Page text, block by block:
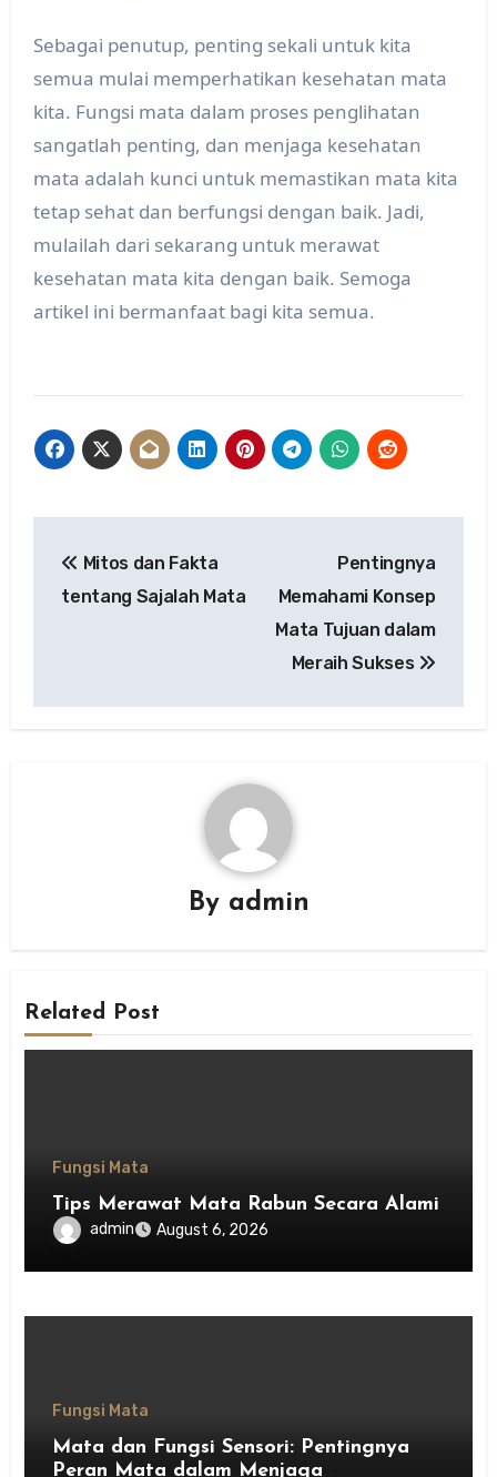
Sebagai penutup, penting sekali untuk kita
semua mulai memperhatikan kesehatan mata
kita. Fungsi mata dalam proses penglihatan
sangatlah penting, dan menjaga kesehatan
mata adalah kunci untuk memastikan mata kita
tetap sehat dan berfungsi dengan baik. Jadi,
mulailah dari sekarang untuk merawat
kesehatan mata kita dengan baik. Semoga
artikel ini bermanfaat bagi kita semua.
navigation
Mitos dan Fakta
tentang Sajalah Mata
Pentingnya
Memahami Konsep
Mata Tujuan dalam
Meraih Sukses
By admin
Related Post
Fungsi Mata
Tips Merawat Mata Rabun Secara Alami
admin August 6, 2026
Fungsi Mata
Mata dan Fungsi Sensori: Pentingnya
Peran Mata dalam Menjaga